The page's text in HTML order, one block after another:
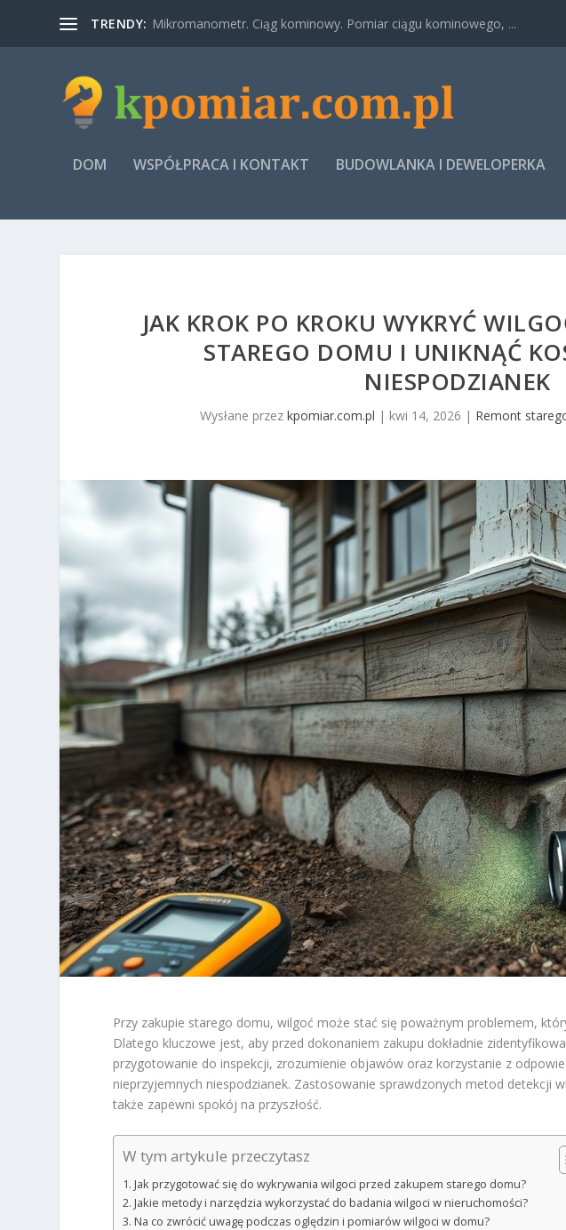
TRENDY: Mikromanometr. Ciąg kominowy. Pomiar ciągu kominowego, ...
DOM WSPÓŁPRACA I KONTAKT BUDOWLANKA I DEWELOPERKA
JAK KROK PO KROKU WYKRYĆ
STAREGO DOMU I UNIKNĄĆ
NIESPODZIANEK
Wysłane przez kpomiar.com.pl | kwi 14, 2026 | Remont
Przy zakupie starego domu, wilgoć może stać się poważnym problemem,
Dlatego kluczowe jest, aby przed dokonaniem zakupu dokładnie
przygotowanie do inspekcji, zrozumienie objawów oraz korzystanie z
nieprzyjemnych niespodzianek. Zastosowanie sprawdzonych metod detekcji
także zapewni spokój na przyszłość.
W tym artykule przeczytasz
Jak przygotować się do wykrywania wilgoci przed zakupem starego domu?
Jakie metody i narzędzia wykorzystać do badania wilgoci w nieruchomości?
Na co zwrócić uwagę podczas oględzin i pomiarów wilgoci w domu?